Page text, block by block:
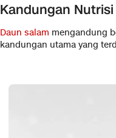
Kandungan
Daun salam mengandung
kandungan utama yang